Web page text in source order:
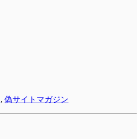
, 偽サイトマガジン